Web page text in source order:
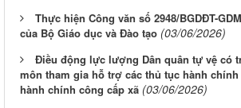
Thực hiện Công văn số 2948/BGDĐT-
của Bộ Giáo dục và Đào tạo (03/06/2026)
Điều động lực lượng Dân quân tự vệ có
môn tham gia hỗ trợ các thủ tục hành chính
hành chính công cấp xã (03/06/2026)